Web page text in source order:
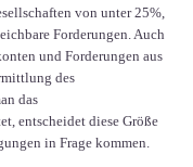
von unter 25%,
Forderungen. Auch
und Forderungen aus
des
das
entscheidet diese Größe
in Frage kommen.